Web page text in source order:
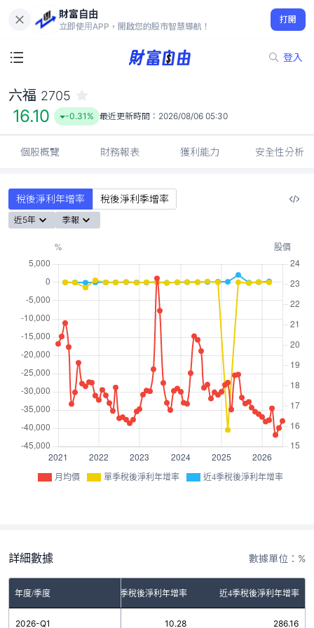
財富自由
立即使用APP，開啟您的股市智慧導航！
打開
登入
16.10
-0.31%
六福 2705
16.10 -0.31% 最近更新時間： 2026/08/06 05:30
個股概覽 財務報表 獲利能力 安全性分析
稅後淨利年增率 稅後淨利季增率
近5年 季報
月均價 單季稅後淨利年增率 近4季稅後淨利年增率
詳細數據 數據單位：%
年度/季度 單季稅後淨利年增率 近4季稅後淨利年增率
2026-Q1 10.28 286.16